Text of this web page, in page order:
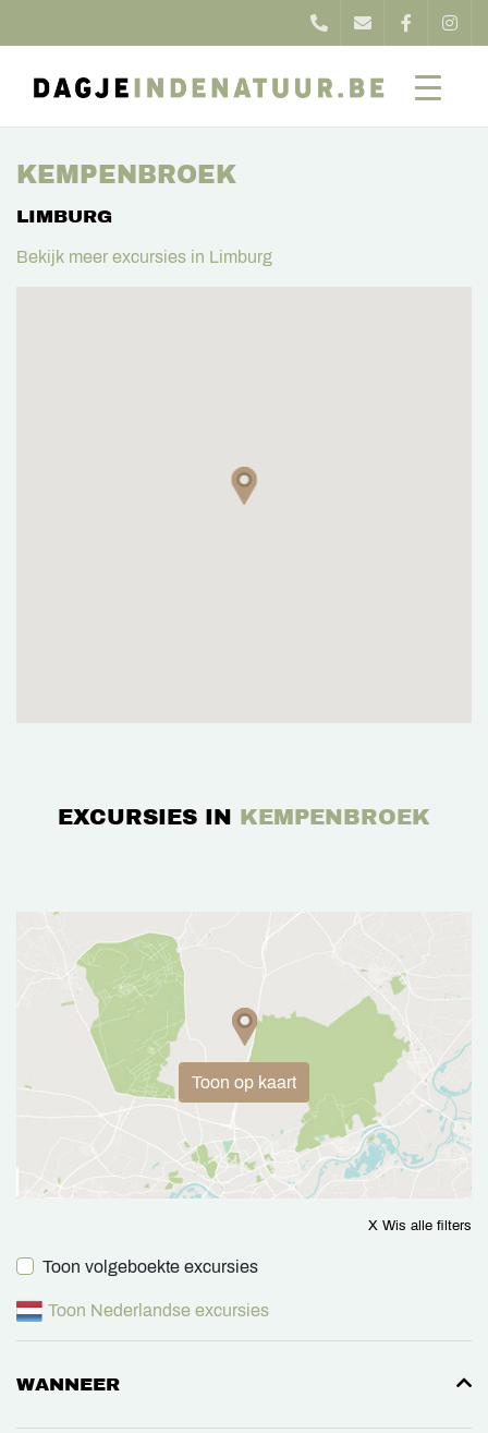
KEMPENBROEK
LIMBURG
Bekijk meer excursies in Limburg
EXCURSIES IN KEMPENBROEK
Toon op kaart
X Wis alle filters
Toon volgeboekte excursies
Toon Nederlandse excursies
WANNEER